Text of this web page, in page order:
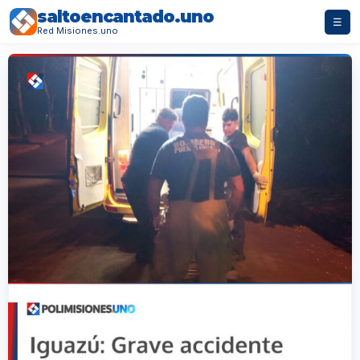
saltoencantado.uno
Red Misiones.uno
☰